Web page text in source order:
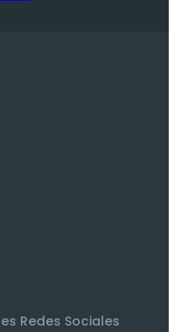
Redes Sociales